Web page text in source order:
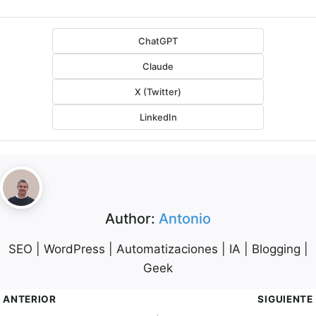
ChatGPT
Claude
X (Twitter)
LinkedIn
Author: Antonio
SEO | WordPress | Automatizaciones | IA | Blogging |
Geek
ANTERIOR SIGUIENTE